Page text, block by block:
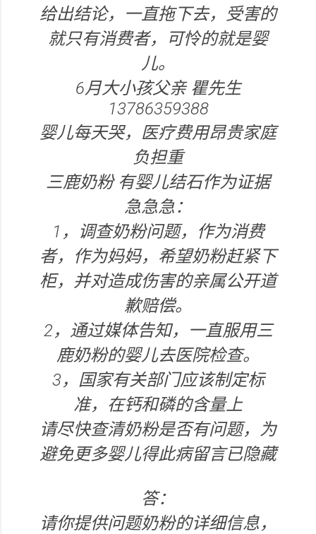
给出结论，一直拖下去，受害的
就只有消费者，可怜的就是婴
儿。
6月大小孩父亲 瞿先生
13786359388
婴儿每天哭，医疗费用昂贵家庭
负担重
三鹿奶粉 有婴儿结石作为证据
急急急：
1，调查奶粉问题，作为消费
者，作为妈妈，希望奶粉赶紧下
柜，并对造成伤害的亲属公开道
歉赔偿。
2，通过媒体告知，一直服用三
鹿奶粉的婴儿去医院检查。
3，国家有关部门应该制定标
准，在钙和磷的含量上
请尽快查清奶粉是否有问题，为
避免更多婴儿得此病留言已隐藏
答：
请你提供问题奶粉的详细信息，